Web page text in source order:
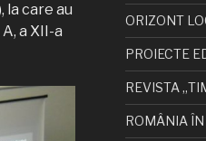
care au
a XII-a
ORIZONT
PROIECTE
REVISTA
ROMÂNIA